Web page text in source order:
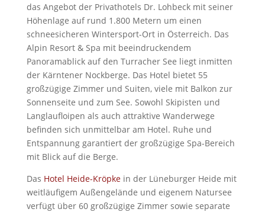
das Angebot der Privathotels Dr. Lohbeck mit seiner
Höhenlage auf rund 1.800 Metern um einen
schneesicheren Wintersport-Ort in Österreich. Das
Alpin Resort & Spa mit beeindruckendem
Panoramablick auf den Turracher See liegt inmitten
der Kärntener Nockberge. Das Hotel bietet 55
großzügige Zimmer und Suiten, viele mit Balkon zur
Sonnenseite und zum See. Sowohl Skipisten und
Langlaufloipen als auch attraktive Wanderwege
befinden sich unmittelbar am Hotel. Ruhe und
Entspannung garantiert der großzügige Spa-Bereich
mit Blick auf die Berge.
Das Hotel Heide-Kröpkein der Lüneburger Heide mit
weitläufigem Außengelände und eigenem Natursee
verfügt über 60 großzügige Zimmer sowie separate